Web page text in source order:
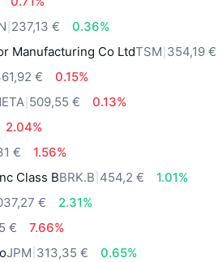
237,13 €
0.36%
Manufacturing Co LtdTSM 354,19 €
€
0.15%
509,55 €
0.13%
2.04%
€
1.56%
Class BBRK.B 454,2 €
1.01%
€
2.31%
€
7.66%
JPM 313,35 €
0.65%